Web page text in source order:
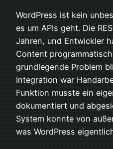
WordPress ist kein
es um APIs geht. Die
Jahren, und Entwickler
Content
grundlegende Problem
Integration war
Funktion musste ein
dokumentiert und
System konnte von
was WordPress